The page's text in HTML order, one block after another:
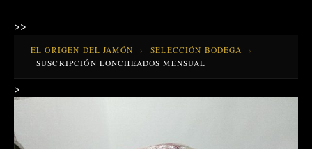
>>
EL ORIGEN DEL JAMÓN › SELECCIÓN BODEGA
›
SUSCRIPCIÓN LONCHEADOS MENSUAL
>